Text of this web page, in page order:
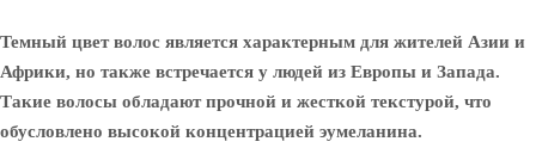
Темный цвет волос является характерным для жителей Азии и
Африки, но также встречается у людей из Европы и Запада.
Такие волосы обладают прочной и жесткой текстурой, что
обусловлено высокой концентрацией эумеланина.